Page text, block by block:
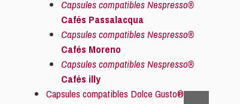
Capsules compatibles Nespresso®
Cafés Passalacqua
Capsules compatibles Nespresso®
Cafés Moreno
Capsules compatibles Nespresso®
Cafés illy
Capsules compatibles Dolce Gusto®